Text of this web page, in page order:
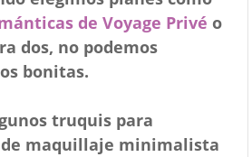
de Voyage Privé o
dos, no podemos
bonitas.
truquis para
maquillaje minimalista